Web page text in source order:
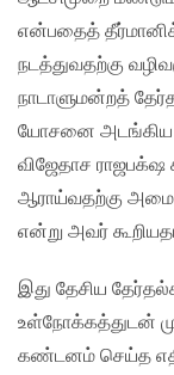
என்பதைத்
நடத்துவதற்கு
நாடாளுமன்றத்
யோசனை அடங்கிய
விஜேதாச ராஜபக்‌ஷ
ஆராய்வதற்கு
என்று அவர்
இது தேசிய
உள்நோக்கத்துடன்
கண்டனம் செய்த